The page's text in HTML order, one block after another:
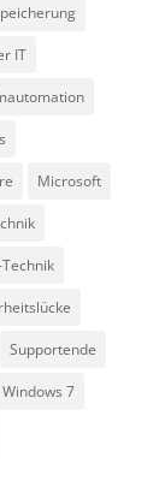
IT
Microsoft
Technik
Supportende
Windows 7